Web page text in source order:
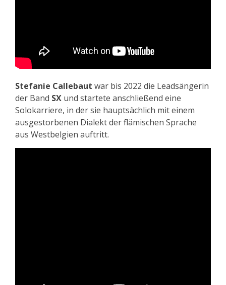
Stefanie Callebaut war bis 2022 die Leadsängerin
der Band SX und startete anschließend eine
Solokarriere, in der sie hauptsächlich mit einem
ausgestorbenen Dialekt der flämischen Sprache
aus Westbelgien auftritt.